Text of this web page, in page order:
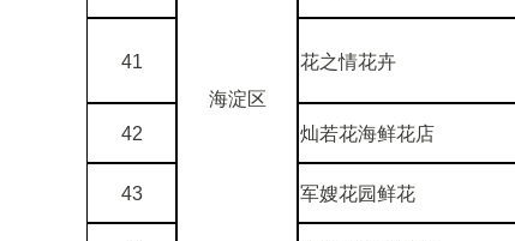
海淀区
41 花之情花卉
42 灿若花海鲜花店
43 军嫂花园鲜花